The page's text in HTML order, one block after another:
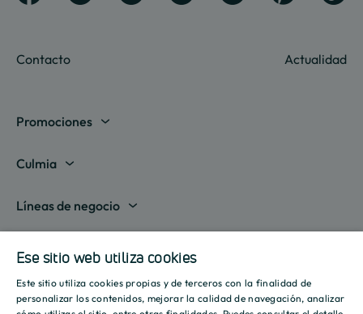
Contacto Actualidad
Promociones
Valencia
Sevilla
Culmia
Sobre nosotros
Destino Culmia
Sala de prensa
Informes
Líneas de negocio
Vivienda Alquiler
Culmia es noticia
Recursos SPANISH
Ese sitio web utiliza cookies
Este sitio utiliza cookies propias y de terceros con la finalidad de
personalizar los contenidos, mejorar la calidad de navegación, analizar